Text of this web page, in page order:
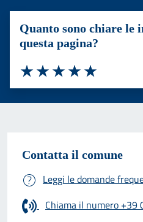
Quanto sono chiare le
questa pagina?
Valuta 5
Valuta 4 stelle su
Valuta 3 stelle su 5
Valuta 2 stelle su 5
Valuta 1 stelle su 5
Contatta il comune
Leggi le domande
Chiama il numero +39